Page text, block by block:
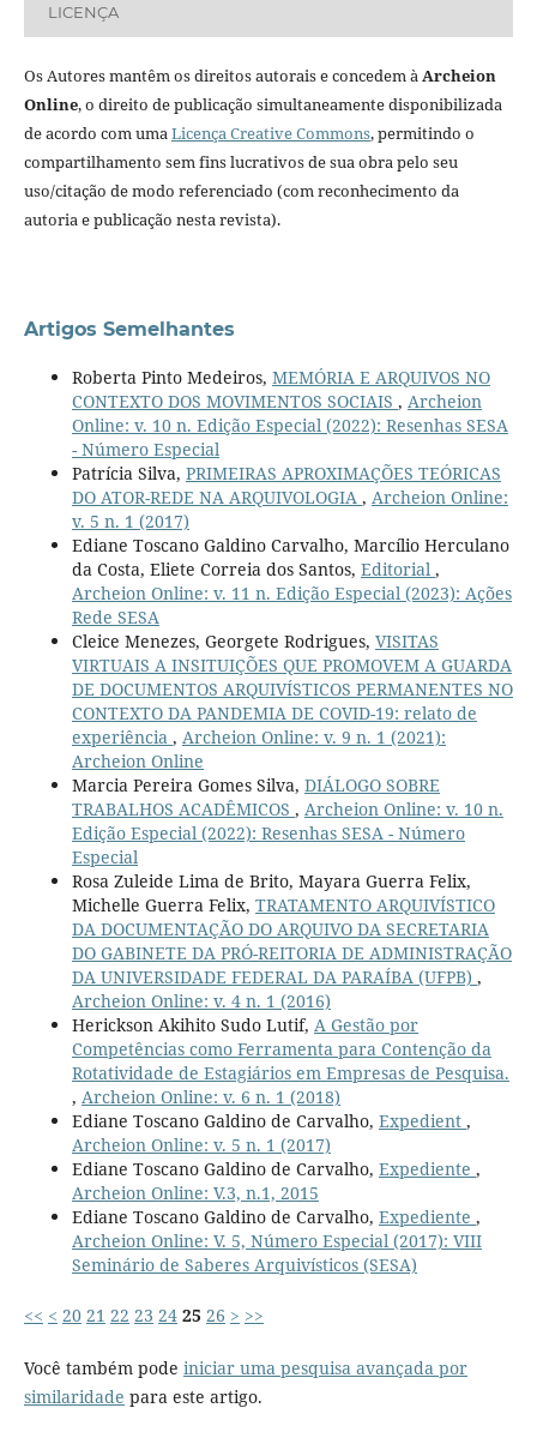
LICENÇA
Os Autores mantêm os direitos autorais e concedem àArcheion
Online, o direito de publicação simultaneamente disponibilizada
de acordo com umaLicença Creative Commons, permitindo o
compartilhamento sem fins lucrativos de sua obra pelo seu
uso/citação de modo referenciado (com reconhecimento da
autoria e publicação nesta revista).
Artigos Semelhantes
Roberta Pinto Medeiros, MEMÓRIA E ARQUIVOS NO
CONTEXTO DOS MOVIMENTOS SOCIAIS , Archeion
Online: v. 10 n. Edição Especial (2022): Resenhas SESA
- Número Especial
Patrícia Silva, PRIMEIRAS APROXIMAÇÕES TEÓRICAS
DO ATOR-REDE NA ARQUIVOLOGIA , Archeion Online:
v. 5 n. 1 (2017)
Ediane Toscano Galdino Carvalho, Marcílio Herculano
da Costa, Eliete Correia dos Santos, Editorial ,
Archeion Online: v. 11 n. Edição Especial (2023): Ações
Rede SESA
Cleice Menezes, Georgete Rodrigues, VISITAS
VIRTUAIS A INSITUIÇÕES QUE PROMOVEM A GUARDA
DE DOCUMENTOS ARQUIVÍSTICOS PERMANENTES NO
CONTEXTO DA PANDEMIA DE COVID-19: relato de
experiência , Archeion Online: v. 9 n. 1 (2021):
Archeion Online
Marcia Pereira Gomes Silva, DIÁLOGO SOBRE
TRABALHOS ACADÊMICOS , Archeion Online: v. 10 n.
Edição Especial (2022): Resenhas SESA - Número
Especial
Rosa Zuleide Lima de Brito, Mayara Guerra Felix,
Michelle Guerra Felix, TRATAMENTO ARQUIVÍSTICO
DA DOCUMENTAÇÃO DO ARQUIVO DA SECRETARIA
DO GABINETE DA PRÓ-REITORIA DE ADMINISTRAÇÃO
DA UNIVERSIDADE FEDERAL DA PARAÍBA (UFPB) ,
Archeion Online: v. 4 n. 1 (2016)
Herickson Akihito Sudo Lutif, A Gestão por
Competências como Ferramenta para Contenção da
Rotatividade de Estagiários em Empresas de Pesquisa.
, Archeion Online: v. 6 n. 1 (2018)
Ediane Toscano Galdino de Carvalho, Expedient ,
Archeion Online: v. 5 n. 1 (2017)
Ediane Toscano Galdino de Carvalho, Expediente ,
Archeion Online: V.3, n.1, 2015
Ediane Toscano Galdino de Carvalho, Expediente ,
Archeion Online: V. 5, Número Especial (2017): VIII
Seminário de Saberes Arquivísticos (SESA)
<< < 20 21 22 23 24 25 26 > >>
Você também pode iniciar uma pesquisa avançada por
similaridade para este artigo.